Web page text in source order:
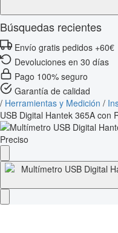
Búsquedas recientes
Envío gratis pedidos +60€
Devoluciones en 30 días
Pago 100% seguro
Garantía de calidad
/ Herramientas y Medición /
USB Digital Hantek 365A con